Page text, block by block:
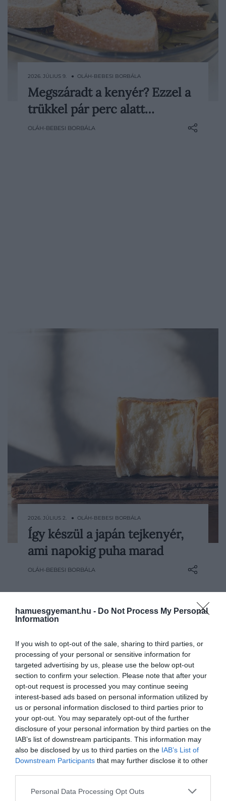
hamuesgyemant.hu - Do Not Process My Personal
Information
If you wish to opt-out of the sale, sharing to third parties, or
processing of your personal or sensitive information for
targeted advertising by us, please use the below opt-out
section to confirm your selection. Please note that after your
opt-out request is processed you may continue seeing
interest-based ads based on personal information utilized by
us or personal information disclosed to third parties prior to
your opt-out. You may separately opt-out of the further
disclosure of your personal information by third parties on the
IAB’s list of downstream participants. This information may
also be disclosed by us to third parties on the IAB’s List of
Downstream Participants that may further disclose it to other
Please note that this website/app uses one or more Google
Personal Data Processing Opt Outs
A kenyeret könnyű ottfelejteni a
konyhapulton: megvesszük frissen, aztán
pár nap múlva már csak egy kemény,
2026. JÚLIUS 9. ● OLÁH-BEBESI BORBÁLA
Megszáradt a kenyér? Ezzel a
trükkel pár perc alatt…
OLÁH-BEBESI BORBÁLA
A japán tejkenyér, vagyis a shokupan első
ránézésre egyszerű fehér kenyérnek
tűnik, de elég egy szeletet letépni belőle,
megfelelő…
2026. JÚLIUS 2. ● OLÁH-BEBESI BORBÁLA
Így készül a japán tejkenyér,
ami napokig puha marad
OLÁH-BEBESI BORBÁLA